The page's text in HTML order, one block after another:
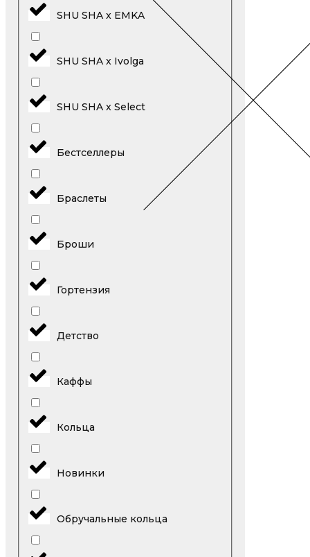
SHU SHA x EMKA
SHU SHA x Ivolga
SHU SHA x Select
Бестселлеры
Браслеты
Броши
Гортензия
Детство
Каффы
Кольца
Новинки
Обручальные кольца